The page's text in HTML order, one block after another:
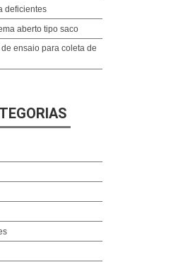
deficientes
aberto tipo saco
ensaio para coleta de